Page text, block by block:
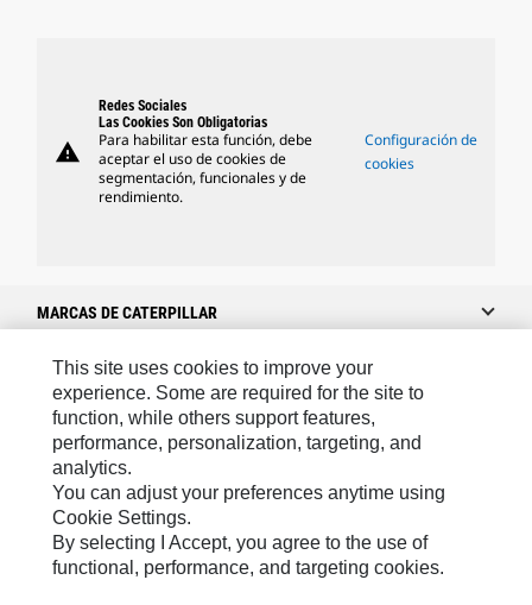
warning
Redes Sociales
Las Cookies Son Obligatorias
Para habilitar esta función, debe
aceptar el uso de cookies de
segmentación, funcionales y de
rendimiento.
Configuración de
cookies
MARCAS DE CATERPILLAR
Caterpillar.com
Caterpillar Contacto
Mis Preferencias De Marketing
Site Map
Cookie Settings
This site uses cookies to improve your
experience. Some are required for the site to
function, while others support features,
performance, personalization, targeting, and
analytics.
You can adjust your preferences anytime using
Cookie Settings.
By selecting I Accept, you agree to the use of
functional, performance, and targeting cookies.